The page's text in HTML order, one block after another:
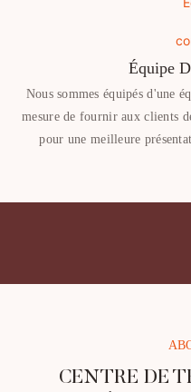
Équipe
Nous sommes équipés d'une
mesure de fournir aux clients
pour une meilleure
CENTRE DE